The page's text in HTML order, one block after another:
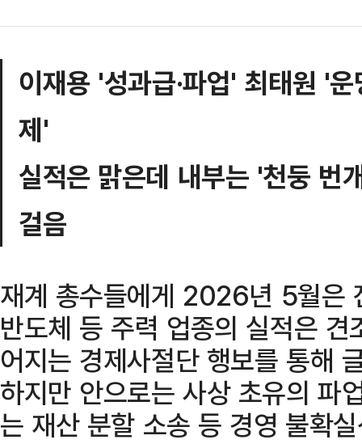
이재용 '성과급·파업' 최태원 '
제'
실적은 맑은데 내부는 '천둥
걸음
재계 총수들에게 2026년 5월은
반도체 등 주력 업종의 실적은
어지는 경제사절단 행보를 통해
하지만 안으로는 사상 초유의 파
는 재산 분할 소송 등 경영 불확